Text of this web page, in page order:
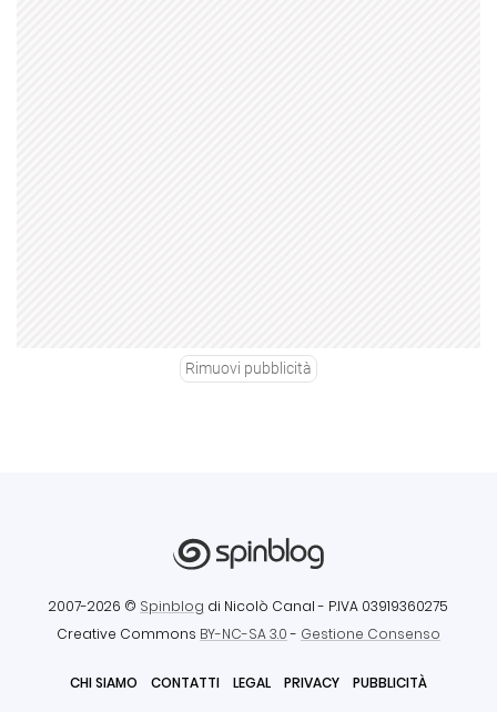
Rimuovi pubblicità
2007-2026 © Spinblog di Nicolò Canal - P.IVA 03919360275
Creative Commons BY-NC-SA 3.0- Gestione Consenso
CHI SIAMO CONTATTI LEGAL PRIVACY PUBBLICITÀ